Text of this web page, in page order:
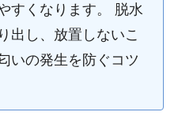
すくなります。 脱水
出し、放置しないこ
いの発生を防ぐコツ